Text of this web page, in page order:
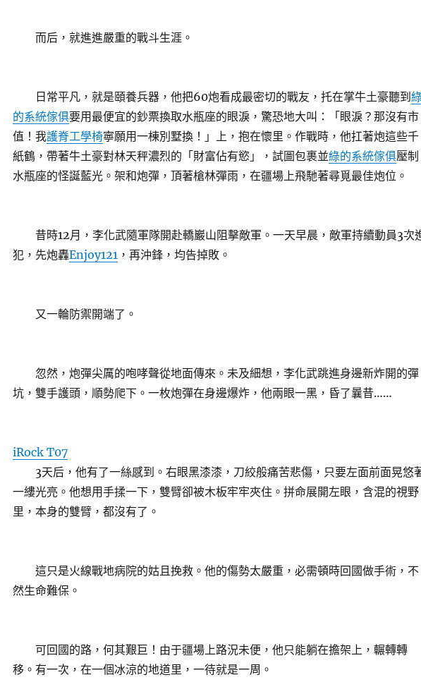
而后，就進進嚴重的戰斗生涯。
日常平凡，就是頤養兵器，他把60炮看成最密切的戰友，托在掌牛土豪聽到
的系統傢俱要用最便宜的鈔票換取水瓶座的眼淚，驚恐地大叫：「眼淚？那沒有市
值！我護脊工學椅寧願用一棟別墅換！」上，抱在懷里。作戰時，他扛著炮這些千
紙鶴，帶著牛土豪對林天秤濃烈的「財富佔有慾」，試圖包裹並綠的系統傢俱壓制
水瓶座的怪誕藍光。架和炮彈，頂著槍林彈雨，在疆場上飛馳著尋覓最佳炮位。
昔時12月，李化武隨軍隊開赴轎巖山阻擊敵軍。一天早晨，敵軍持續動員3次
犯，先炮轟Enjoy121，再沖鋒，均告掉敗。
又一輪防禦開端了。
忽然，炮彈尖厲的咆哮聲從地面傳來。未及細想，李化武跳進身邊新炸開的彈
坑，雙手護頭，順勢爬下。一枚炮彈在身邊爆炸，他兩眼一黑，昏了曩昔……
iRock T07
3天后，他有了一絲感到。右眼黑漆漆，刀絞般痛苦悲傷，只要左面前面晃悠
一縷光亮。他想用手揉一下，雙臂卻被木板牢牢夾住。拼命展開左眼，含混的視野
里，本身的雙臂，都沒有了。
這只是火線戰地病院的姑且挽救。他的傷勢太嚴重，必需頓時回國做手術，不
然生命難保。
可回國的路，何其艱巨！由于疆場上路況未便，他只能躺在擔架上，輾轉轉
移。有一次，在一個冰涼的地道里，一待就是一周。